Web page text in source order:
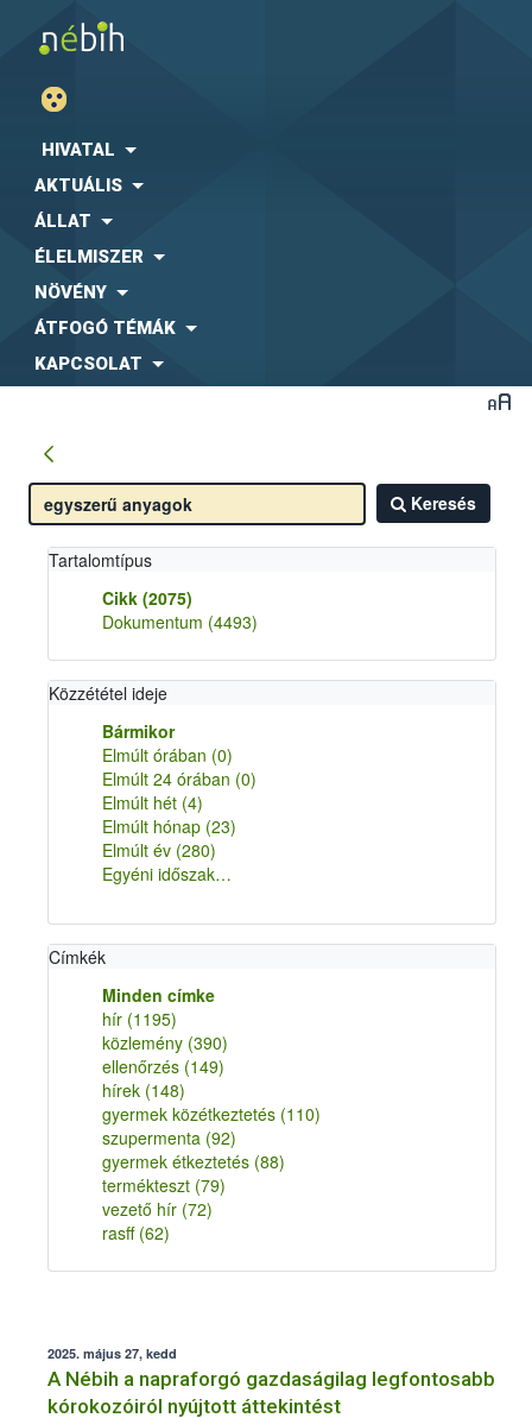
HIVATAL
AKTUÁLIS
ÁLLAT
ÉLELMISZER
NÖVÉNY
ÁTFOGÓ TÉMÁK
KAPCSOLAT
Keresés
Tartalomtípus
Cikk (2075)
Dokumentum (4493)
Közzététel ideje
Bármikor
Elmúlt órában (0)
Elmúlt 24 órában (0)
Elmúlt hét (4)
Elmúlt hónap (23)
Elmúlt év (280)
Egyéni időszak…
Címkék
Minden címke
hír (1195)
közlemény (390)
ellenőrzés (149)
hírek (148)
gyermek közétkeztetés (110)
szupermenta (92)
gyermek étkeztetés (88)
termékteszt (79)
vezető hír (72)
rasff (62)
2025. május 27, kedd
A Nébih a napraforgó gazdaságilag legfontosabb
kórokozóiról nyújtott áttekintést